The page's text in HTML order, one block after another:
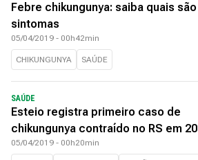
Febre chikungunya: saiba quais
sintomas
05/04/2019 - 00h42min
CHIKUNGUNYA SAÚDE
SAÚDE
Esteio registra primeiro caso de
chikungunya contraído no RS em
05/04/2019 - 00h20min